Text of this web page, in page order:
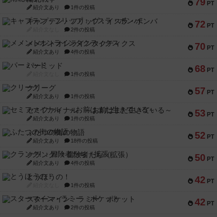
PT
紹介文あり 1件の投稿
72 PT
キャプテン・フリップ：イスラ・ボンバ
2件の投稿
70 PT
メメントオンラインタクティクス
紹介文あり 4件の投稿
68 PT
パーミッド
1件の投稿
57 PT
クリーグ
紹介文あり 1件の投稿
53 PT
セミファイナル ～お前はまだ生きている～
紹介文あり 1件の投稿
52 PT
ふたつの街の物語
紹介文あり 18件の投稿
50 PT
クランク! ：冒険者たち（拡張）
紹介文あり 4件の投稿
42 PT
とうほうの！
1件の投稿
42 PT
スターマイン・ラミー ポケット
紹介文あり 2件の投稿